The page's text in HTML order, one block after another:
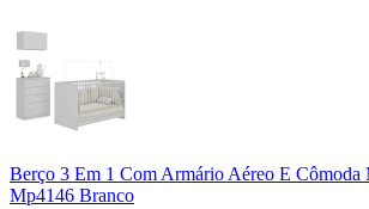
Berço 3 Em 1 Com Armário Aéreo E Cômoda
Mp4146 Branco